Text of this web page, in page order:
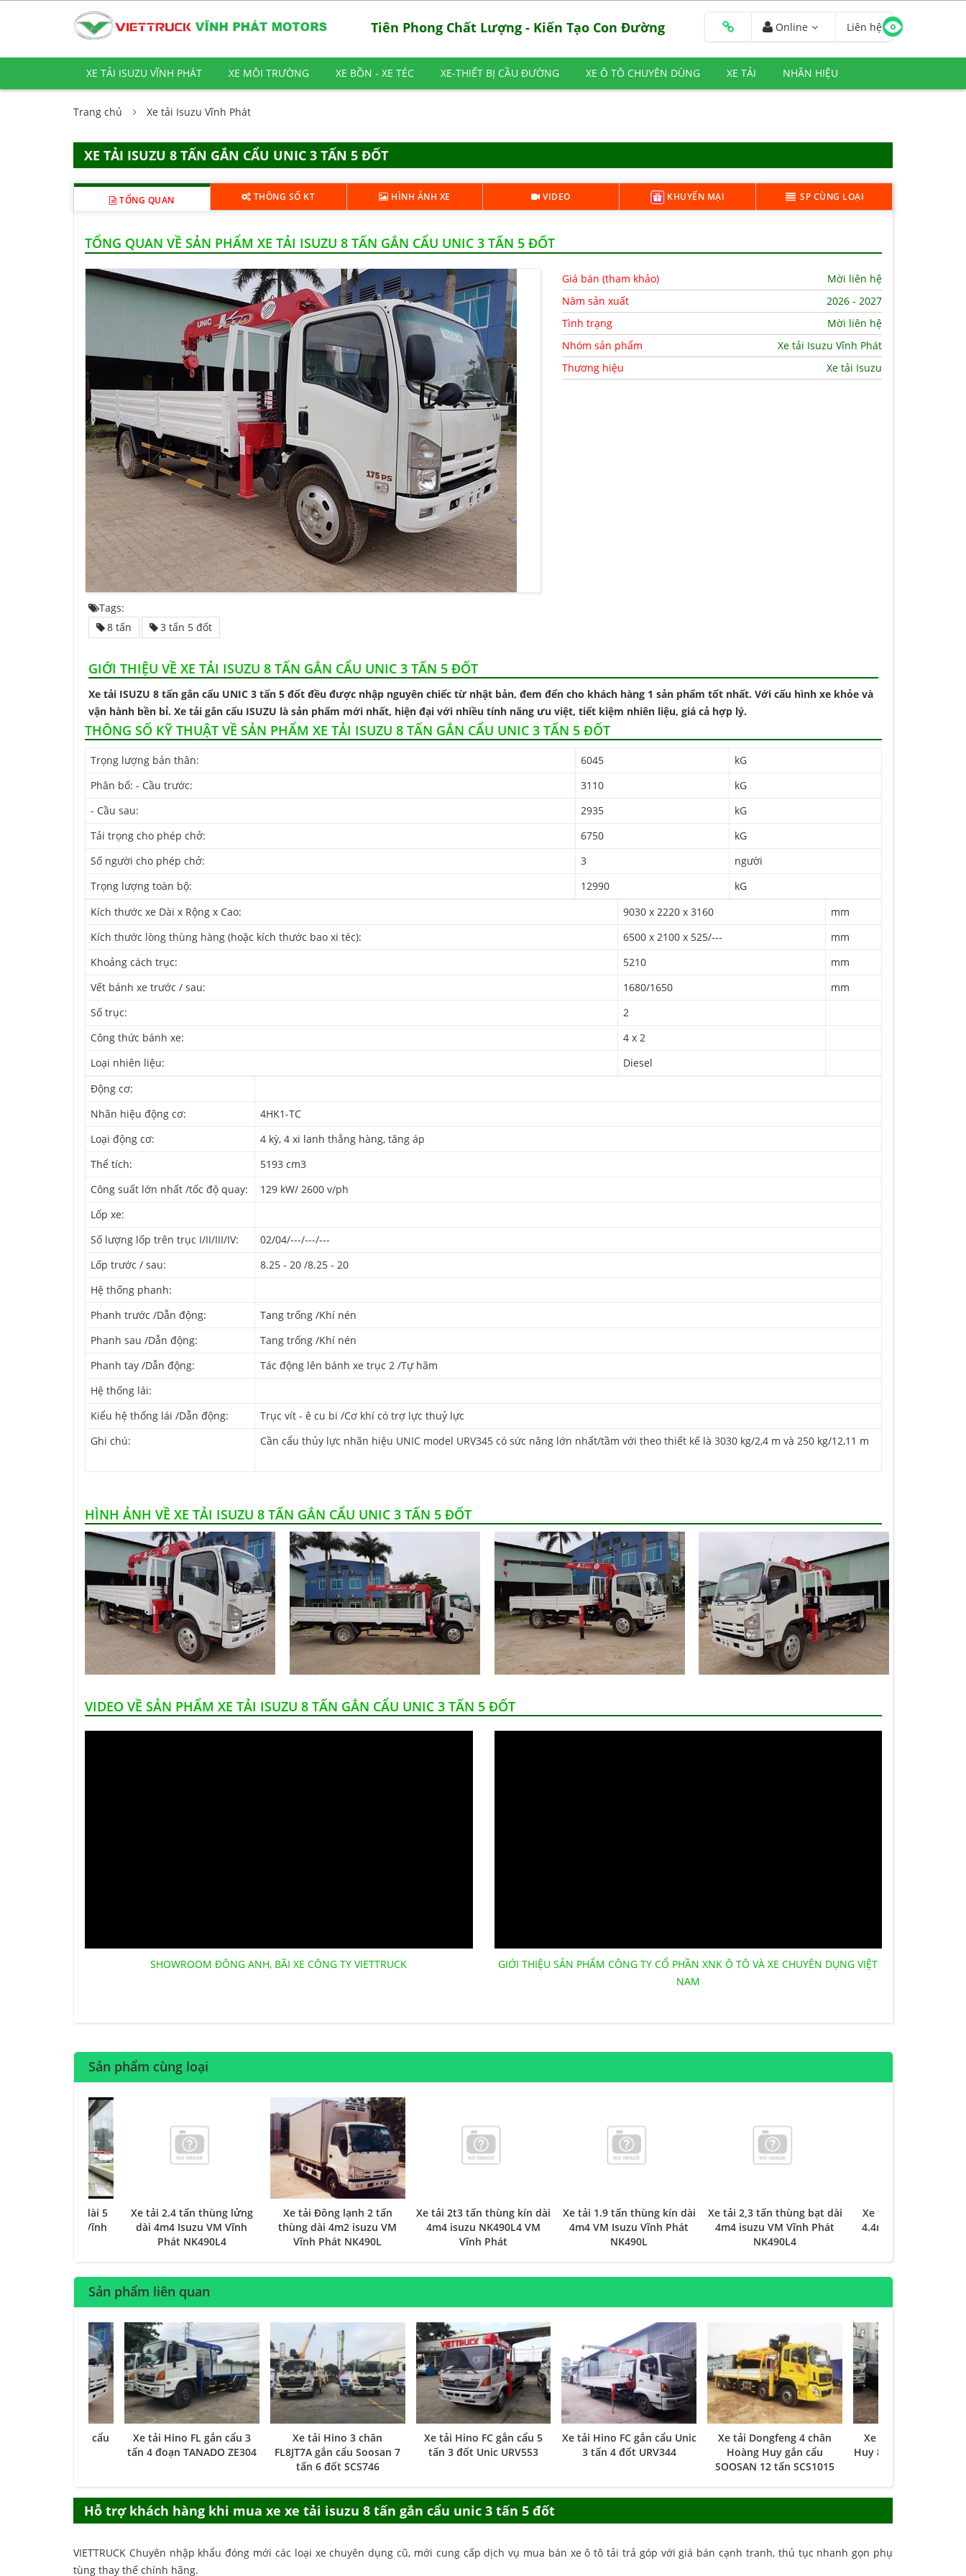
Tiên Phong Chất Lượng - Kiến Tạo Con Đường Online Liên hệ
XE TẢI ISUZU VĨNH PHÁT XE MÔI TRƯỜNG XE BỒN - XE TÉC XE-THIẾT BỊ CẦU ĐƯỜNG XE Ô TÔ CHUYÊN DÙNG XE TẢI NHÃN HIỆU
Trang chủ Xe tải Isuzu Vĩnh Phát
XE TẢI ISUZU 8 TẤN GẮN CẨU UNIC 3 TẤN 5 ĐỐT
TỔNG QUAN THÔNG SỐ KT HÌNH ẢNH XE VIDEO KHUYẾN MẠI SP CÙNG LOẠI
TỔNG QUAN VỀ SẢN PHẨM XE TẢI ISUZU 8 TẤN GẮN CẨU UNIC 3 TẤN 5 ĐỐT
Giá bán (tham khảo)
Mời liên hệ
Năm sản xuất
2026 - 2027
Tình trạng
Mời liên hệ
Nhóm sản phẩm
Xe tải Isuzu Vĩnh Phát
Thương hiệu
Xe tải Isuzu
Tags:
8 tấn
3 tấn 5 đốt
GIỚI THIỆU VỀ XE TẢI ISUZU 8 TẤN GẮN CẨU UNIC 3 TẤN 5 ĐỐT
Xe tải ISUZU 8 tấn gắn cẩu UNIC 3 tấn 5 đốt đều được nhập nguyên chiếc từ nhật bản, đem đến cho khách hàng 1 sản phẩm tốt nhất. Với cấu hình xe khỏe và
vận hành bền bỉ. Xe tải gắn cẩu ISUZU là sản phẩm mới nhất, hiện đại với nhiều tính năng ưu việt, tiết kiệm nhiên liệu, giá cả hợp lý.
THÔNG SỐ KỸ THUẬT VỀ SẢN PHẨM XE TẢI ISUZU 8 TẤN GẮN CẨU UNIC 3 TẤN 5 ĐỐT
Trọng lượng bản thân: 6045
kG
Phân bố: - Cầu trước:
3110
kG
- Cầu sau:
2935
kG
Tải trọng cho phép chở:
6750
kG
Số người cho phép chở:
3
người
Trọng lượng toàn bộ:
12990
kG
Kích thước xe Dài x Rộng x Cao:
9030 x 2220 x 3160
mm
Kích thước lòng thùng hàng (hoặc kích thước bao xi téc):
6500 x 2100 x 525/---
mm
Khoảng cách trục:
5210
mm
Vết bánh xe trước / sau:
1680/1650
mm
Số trục:
2
Công thức bánh xe:
4 x 2
Loại nhiên liệu:
Diesel
Động cơ:
Nhãn hiệu động cơ:
4HK1-TC
Loại động cơ:
4 kỳ, 4 xi lanh thẳng hàng, tăng áp
Thể tích:
5193 cm3
Công suất lớn nhất /tốc độ quay:
129 kW/ 2600 v/ph
Lốp xe:
Số lượng lốp trên trục I/II/III/IV:
02/04/---/---/---
Lốp trước / sau:
8.25 - 20 /8.25 - 20
Hệ thống phanh:
Phanh trước /Dẫn động:
Tang trống /Khí nén
Phanh sau /Dẫn động:
Tang trống /Khí nén
Phanh tay /Dẫn động:
Tác động lên bánh xe trục 2 /Tự hãm
Hệ thống lái:
Kiểu hệ thống lái /Dẫn động:
Trục vít - ê cu bi /Cơ khí có trợ lực thuỷ lực
Ghi chú:
Cần cẩu thủy lực nhãn hiệu UNIC model URV345 có sức nâng lớn nhất/tầm với theo thiết kế là 3030 kg/2,4 m và 250 kg/12,11 m
HÌNH ẢNH VỀ XE TẢI ISUZU 8 TẤN GẮN CẨU UNIC 3 TẤN 5 ĐỐT
VIDEO VỀ SẢN PHẨM XE TẢI ISUZU 8 TẤN GẮN CẨU UNIC 3 TẤN 5 ĐỐT
SHOWROOM ĐÔNG ANH, BÃI XE CÔNG TY VIETTRUCK
GIỚI THIỆU SẢN PHẨM CÔNG TY CỔ PHẦN XNK Ô TÔ VÀ XE CHUYÊN DỤNG VIỆT
NAM
Sản phẩm cùng loại
2,4 tấn thùng dài 5
M100 Isuzu VM Vĩnh
Xe tải 2.4 tấn thùng lửng
dài 4m4 Isuzu VM Vĩnh
Phát NK490L4
Xe tải Đông lạnh 2 tấn
thùng dài 4m2 isuzu VM
Vĩnh Phát NK490L
Xe tải 2t3 tấn thùng kín dài
4m4 isuzu NK490L4 VM
Vĩnh Phát
Xe tải 1.9 tấn thùng kín dài
4m4 VM Isuzu Vĩnh Phát
NK490L
Xe tải 2,3 tấn thùng bạt dài
4m4 isuzu VM Vĩnh Phát
NK490L4
Xe tải 1t9 thùng bạt
4.4m NK490L4 isuzu
Sản phẩm liên quan
Isuzu 8 tấn gắn cẩu
Xe tải Hino FL gắn cẩu 3
tấn 4 đoạn TANADO ZE304
Xe tải Hino 3 chân
FL8JT7A gắn cẩu Soosan 7
tấn 6 đốt SCS746
Xe tải Hino FC gắn cẩu 5
tấn 3 đốt Unic URV553
Xe tải Hino FC gắn cẩu Unic
3 tấn 4 đốt URV344
Xe tải Dongfeng 4 chân
Hoàng Huy gắn cẩu
SOOSAN 12 tấn SCS1015
Xe tải Dongfeng
Huy 8 tấn gắn cẩu
Hỗ trợ khách hàng khi mua xe xe tải isuzu 8 tấn gắn cẩu unic 3 tấn 5 đốt
VIETTRUCK Chuyên nhập khẩu đóng mới các loại xe chuyên dụng cũ, mới cung cấp dịch vụ mua bán xe ô tô tải trả góp với giá bán cạnh tranh, thủ tục nhanh gọn phụ
tùng thay thế chính hãng.